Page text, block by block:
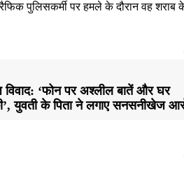
पुलिसकर्मी पर हमले के दौरान वह शराब
विवाद: ‘फोन पर अश्लील बातें और घर
युवती के पिता ने लगाए सनसनीखेज